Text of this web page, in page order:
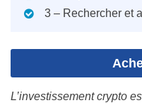
3 – Rechercher et
L’investissement crypto